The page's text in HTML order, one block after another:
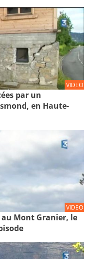
VIDEO
par un
en Haute-
VIDEO
Mont Granier, le